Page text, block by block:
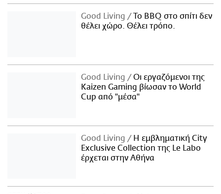
Good Living
Το BBQ στο σπίτι δεν
θέλει χώρο. Θέλει τρόπο.
Good Living
Οι εργαζόμενοι της
Kaizen Gaming βίωσαν το World
Cup από "μέσα"
Good Living
Η εμβληματική City
Exclusive Collection της Le Labo
έρχεται στην Αθήνα